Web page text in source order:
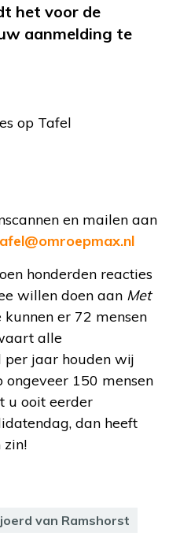
het voor de
aanmelding te
op Tafel
en mailen aan
honderden reacties
willen doen aan Met
kunnen er 72 mensen
alle
jaar houden wij
150 mensen
u ooit eerder
dan heeft
zin!
van Ramshorst